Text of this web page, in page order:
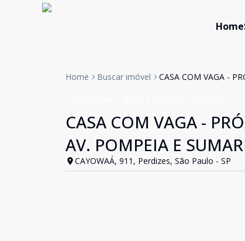
Home
Home Buscar imóvel CASA COM VAGA -
CASA COM VAGA -
AV. POMPEIA E
CAYOWAÁ, 911, Perdizes, São Paulo - SP